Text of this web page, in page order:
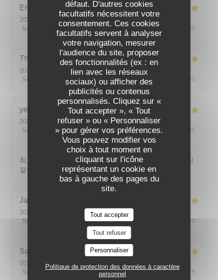
défaut. D'autres cookies
facultatifs nécessitent votre
consentement. Ces cookies
facultatifs servent à analyser
votre navigation, mesurer
l'audience du site, proposer
des fonctionnalités (ex : en
lien avec les réseaux
sociaux) ou afficher des
publicités ou contenus
personnalisés. Cliquez sur «
Tout accepter », « Tout
refuser » ou « Personnaliser
» pour gérer vos préférences.
Vous pouvez modifier vos
choix à tout moment en
cliquant sur l'icône
représentant un cookie en
bas à gauche des pages du
site.
Tout accepter
Tout refuser
Personnaliser
Politique de protection des données à caractère
personnel
Emilie
2026-08-05
- 20:30 - Couverts 2
Service
/5 Ambiance: 5 /5 Cuisine: 5 /5 Qualité / Prix /5
Theo
2026-08-01
- 19:00 - Couverts 2
Service
Ambiance: 5 /5 Cuisine: 5/5 Qualité / Prix /5
yeonghun
2026-08-03
- 19:00 - Couverts 4
Service
/5 Ambiance: 5/5 Cuisine: 5/5 Qualité / Prix /5
최고의 분위기, 최고의 맛, 프랑스어가 서툴지만 서버가 친
절함
Jackie
2026-07-31
- 19:00 - Couverts 2
Service
Ambiance: 5/5 Cuisine: 5 /5
Sabine
2026-08-01 - 12:00 - Couverts 5
Service
: 5/5 Ambiance: 5/5 Cuisine: 5/5 Qualité / Prix /5